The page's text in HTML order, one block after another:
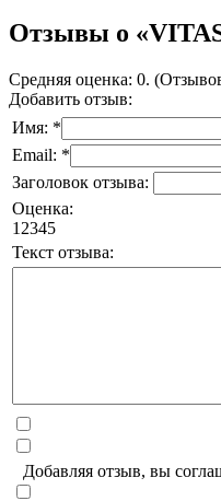
Отзывы о
Средняя оценка: 0.
Добавить отзыв:
Имя: *
Email: *
Заголовок отзыва:
Оценка:
1 2345
Текст отзыва:
Добавляя отзыв, вы